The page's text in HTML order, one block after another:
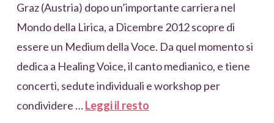
Graz (Austria) dopo un’importante carriera nel
Mondo della Lirica, a Dicembre 2012 scopre di
essere un Medium della Voce. Da quel momento si
dedica a Healing Voice, il canto medianico, e tiene
concerti, sedute individuali e workshop per
condividere …Leggi il resto